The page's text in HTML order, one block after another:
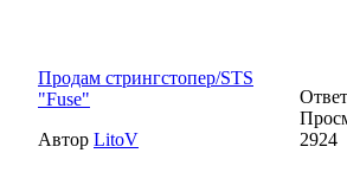
Продам стрингстопер/STS
"Fuse"
Автор LitoV
2924